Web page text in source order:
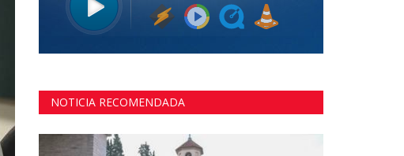
NOTICIA RECOMENDADA